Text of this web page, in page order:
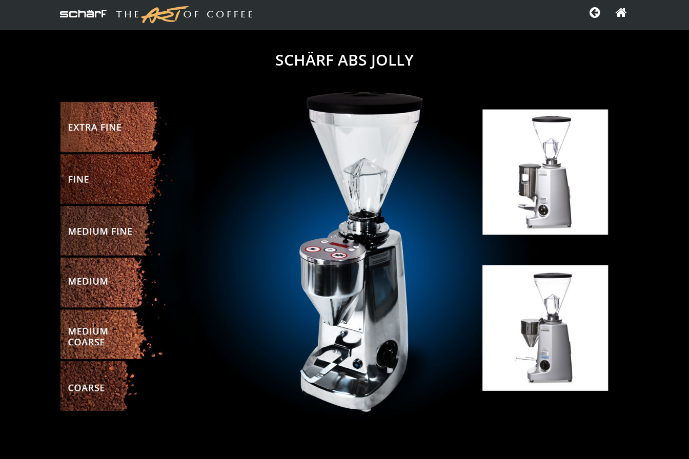
SCHÄRF ABS JOLLY